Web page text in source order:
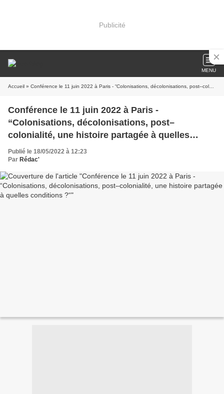
Publicité
MENU
Accueil » Conférence le 11 juin 2022 à Paris - “Colonisations, décolonisations, post–colonialité, une histoire partagée à quelles conditions ?“
Conférence le 11 juin 2022 à Paris -
“Colonisations, décolonisations, post–
colonialité, une histoire partagée à quelles
conditions ?“
Publié le 18/05/2022 à 12:23
Par Rédac'